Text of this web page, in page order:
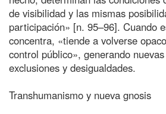
de visibilidad y las mismas
participación» [n. 95–96]. Cuando
concentra, «tiende a volverse
control público», generando
exclusiones y desigualdades.
Transhumanismo y nueva gnosis